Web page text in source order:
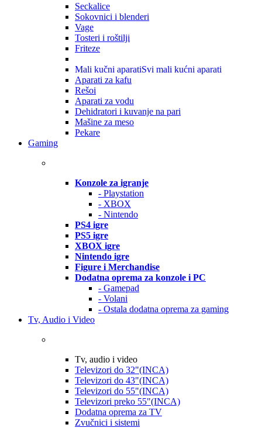
Seckalice
Sokovnici i blenderi
Vage
Tosteri i roštilji
Friteze
Mali kučni aparatiSvi mali kućni aparati
Aparati za kafu
Rešoi
Aparati za vodu
Dehidratori i kuvanje na pari
Mašine za meso
Pekare
Gaming
Konzole za igranje
- Playstation
- XBOX
- Nintendo
PS4 igre
PS5 igre
XBOX igre
Nintendo igre
Figure i Merchandise
Dodatna oprema za konzole i PC
- Gamepad
- Volani
- Ostala dodatna oprema za gaming
Tv, Audio i Video
Tv, audio i video
Televizori do 32"(INCA)
Televizori do 43"(INCA)
Televizori do 55"(INCA)
Televizori preko 55"(INCA)
Dodatna oprema za TV
Zvučnici i sistemi